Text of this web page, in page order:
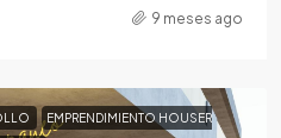
9 meses ago
EMPRENDIMIENTO HOUSER